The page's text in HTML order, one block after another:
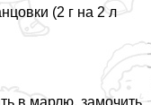
(2 г на 2 л
в марлю, замочить